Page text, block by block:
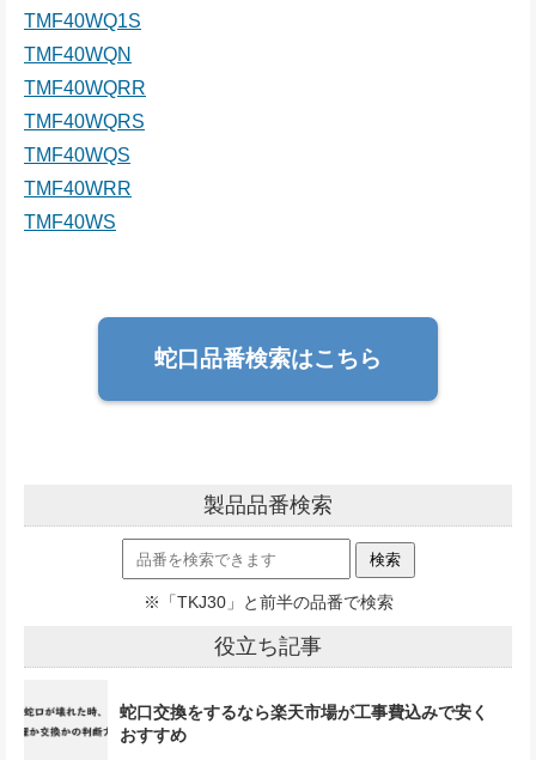
TMF40WQ1S
TMF40WQN
TMF40WQRR
TMF40WQRS
TMF40WQS
TMF40WRR
TMF40WS
蛇口品番検索はこちら
製品品番検索
※「TKJ30」と前半の品番で検索
役立ち記事
蛇口交換をするなら楽天市場が工事費込みで安く
おすすめ